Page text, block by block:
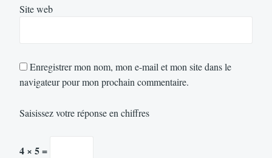
Site web
Enregistrer mon nom, mon e-mail et mon site dans le
navigateur pour mon prochain commentaire.
Saisissez votre réponse en chiffres
4 × 5 =